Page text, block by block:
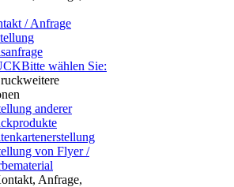
/ Anfrage
Bitte wählen Sie:
weitere
anderer
von Flyer /
Anfrage,